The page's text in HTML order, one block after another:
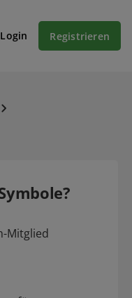
Login Registrieren
Mitglied